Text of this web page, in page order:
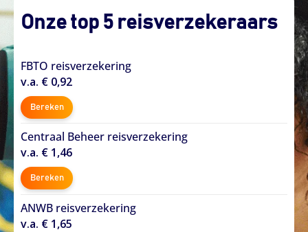
Onze top 5 reisverzekeraars
FBTO reisverzekering
v.a. € 0,92
Bereken
Centraal Beheer reisverzekering
v.a. € 1,46
Bereken
ANWB reisverzekering
v.a. € 1,65